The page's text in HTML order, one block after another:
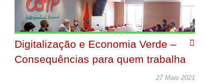
Digitalização e Economia Verde –
Consequências para quem trabalha
27 Maio 2021